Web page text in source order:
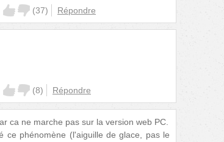
(37) Répondre
(8) Répondre
ca ne marche pas sur la version web PC.
ce phénomène (l'aiguille de glace, pas le